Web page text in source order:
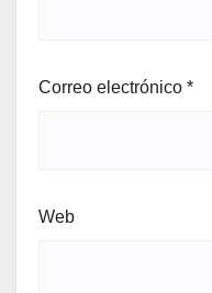
Correo electrónico *
Web